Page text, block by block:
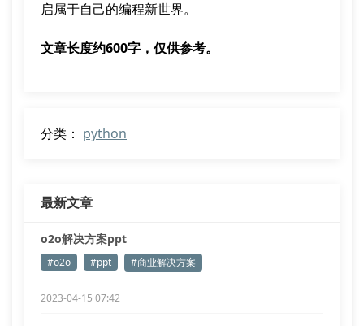
启属于自己的编程新世界。
文章长度约600字，仅供参考。
分类： python
最新文章
o2o解决方案ppt
#o2o #ppt #商业解决方案
2023-04-15 07:42